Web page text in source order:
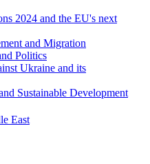
2024 and the EU's next
and Migration
Politics
Ukraine and its
Sustainable Development
East